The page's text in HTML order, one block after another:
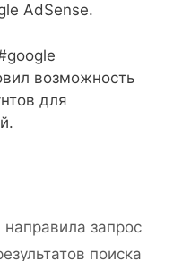
AdSense.
запрос
поиска